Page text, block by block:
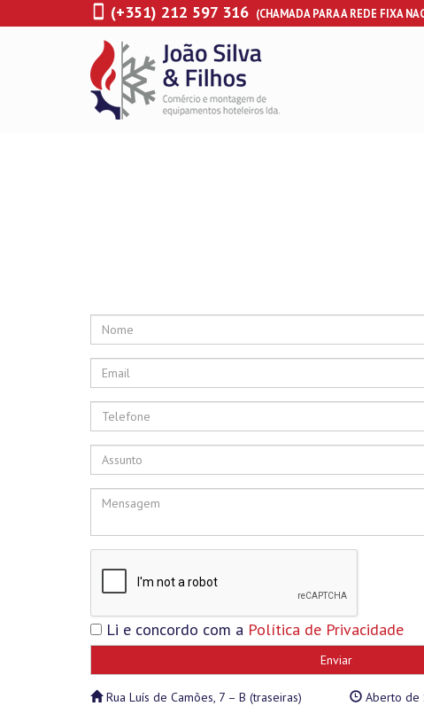
(+351) 212 597 316 (CHAMADA PARA A REDE FIXA
Li e concordo com a Política de Privacidade
Enviar
Rua Luís de Camões, 7 – B (traseiras)
Aberto de